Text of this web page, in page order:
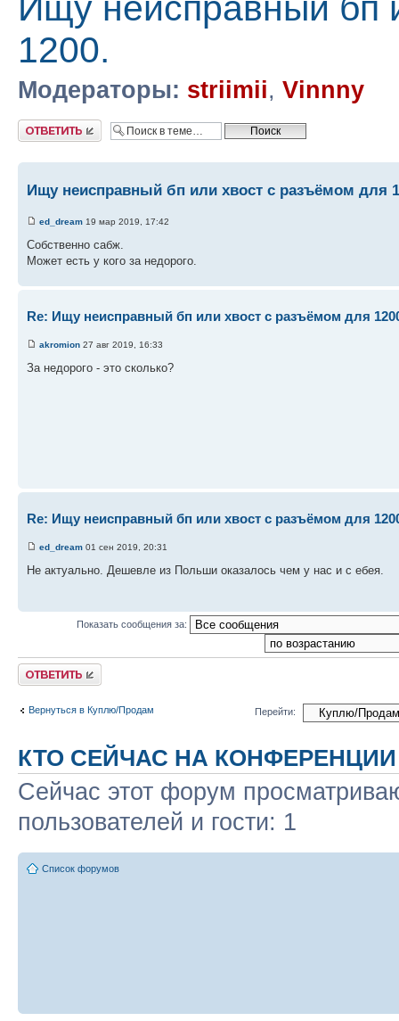
1200.
Модераторы: striimii, Vinnny
Ответить
Ищу неисправный бп или хвост с разъёмом для
ed_dream 19 мар 2019, 17:42
Собственно сабж.
Может есть у кого за недорого.
Re: Ищу неисправный бп или хвост с разъёмом для
akromion 27 авг 2019, 16:33
За недорого - это сколько?
Re: Ищу неисправный бп или хвост с разъёмом для
ed_dream 01 сен 2019, 20:31
Не актуально. Дешевле из Польши оказалось чем у нас и с ебея.
Показать сообщения за:
Ответить
Вернуться в Куплю/Продам Перейти:
КТО СЕЙЧАС НА КОНФЕРЕНЦИИ
Сейчас этот форум
пользователей и гости: 1
Список форумов